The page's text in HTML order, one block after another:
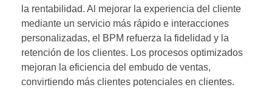
la rentabilidad. Al mejorar la experiencia del cliente
mediante un servicio más rápido e interacciones
personalizadas, el BPM refuerza la fidelidad y la
retención de los clientes. Los procesos optimizados
mejoran la eficiencia del embudo de ventas,
convirtiendo más clientes potenciales en clientes.